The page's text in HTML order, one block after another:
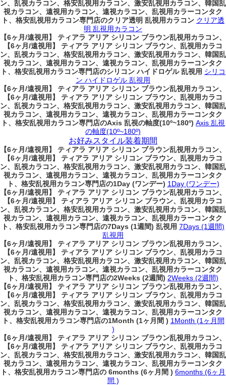
ン、乱視カラコン、格安乱視用カラコン、激安乱視用カラコン、韓国乱
視カラコン、遠視用カラコン、遠視カラコン、乱視用カラーコンタク
ト、格安乱視用カラコン専門店のクリア透明 乱視用カラコン クリア透
明 乱視用カラコン
【6ヶ月/遠視用】 ティアラ アリア シリコン ブラウン乱視用カラコン、
【6ヶ月/遠視用】 ティアラ アリア シリコン ブラウン、乱視用カラコ
ン、乱視カラコン、格安乱視用カラコン、激安乱視用カラコン、韓国乱
視カラコン、遠視用カラコン、遠視カラコン、乱視用カラーコンタク
ト、格安乱視用カラコン専門店のシリコン ハイドロゲル 乱視用 シリコ
ン ハイドロゲル 乱視用
【6ヶ月/遠視用】 ティアラ アリア シリコン ブラウン乱視用カラコン、
【6ヶ月/遠視用】 ティアラ アリア シリコン ブラウン、乱視用カラコ
ン、乱視カラコン、格安乱視用カラコン、激安乱視用カラコン、韓国乱
視カラコン、遠視用カラコン、遠視カラコン、乱視用カラーコンタク
ト、格安乱視用カラコン専門店のAxis 乱視の軸度(10º~180º) Axis 乱視
の軸度(10º~180º)
お好みスタイル装着期間
【6ヶ月/遠視用】 ティアラ アリア シリコン ブラウン乱視用カラコン、
【6ヶ月/遠視用】 ティアラ アリア シリコン ブラウン、乱視用カラコ
ン、乱視カラコン、格安乱視用カラコン、激安乱視用カラコン、韓国乱
視カラコン、遠視用カラコン、遠視カラコン、乱視用カラーコンタク
ト、格安乱視用カラコン専門店の1Day (ワンデー) 1Day (ワンデー)
【6ヶ月/遠視用】 ティアラ アリア シリコン ブラウン乱視用カラコン、
【6ヶ月/遠視用】 ティアラ アリア シリコン ブラウン、乱視用カラコ
ン、乱視カラコン、格安乱視用カラコン、激安乱視用カラコン、韓国乱
視カラコン、遠視用カラコン、遠視カラコン、乱視用カラーコンタク
ト、格安乱視用カラコン専門店の7Days (1週間) 乱視用 7Days (1週間)
乱視用
【6ヶ月/遠視用】 ティアラ アリア シリコン ブラウン乱視用カラコン、
【6ヶ月/遠視用】 ティアラ アリア シリコン ブラウン、乱視用カラコ
ン、乱視カラコン、格安乱視用カラコン、激安乱視用カラコン、韓国乱
視カラコン、遠視用カラコン、遠視カラコン、乱視用カラーコンタク
ト、格安乱視用カラコン専門店の2Weeks (2週間) 2Weeks (2週間)
【6ヶ月/遠視用】 ティアラ アリア シリコン ブラウン乱視用カラコン、
【6ヶ月/遠視用】 ティアラ アリア シリコン ブラウン、乱視用カラコ
ン、乱視カラコン、格安乱視用カラコン、激安乱視用カラコン、韓国乱
視カラコン、遠視用カラコン、遠視カラコン、乱視用カラーコンタク
ト、格安乱視用カラコン専門店の1Month (1ヶ月間 ) 1Month (1ヶ月間
)
【6ヶ月/遠視用】 ティアラ アリア シリコン ブラウン乱視用カラコン、
【6ヶ月/遠視用】 ティアラ アリア シリコン ブラウン、乱視用カラコ
ン、乱視カラコン、格安乱視用カラコン、激安乱視用カラコン、韓国乱
視カラコン、遠視用カラコン、遠視カラコン、乱視用カラーコンタク
ト、格安乱視用カラコン専門店の 6months (6ヶ月間 ) 6months (6ヶ月
間 )